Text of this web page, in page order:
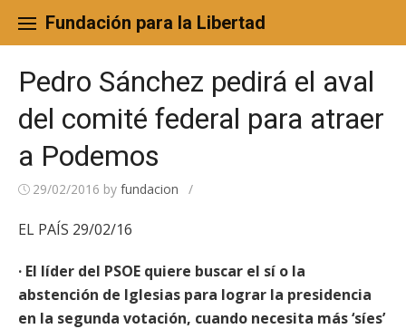
content
Fundación para la Libertad
Pedro Sánchez pedirá el aval
del comité federal para atraer
a Podemos
29/02/2016 by fundacion /
EL PAÍS 29/02/16
· El líder del PSOE quiere buscar el sí o la
abstención de Iglesias para lograr la presidencia
en la segunda votación, cuando necesita más ‘síes’